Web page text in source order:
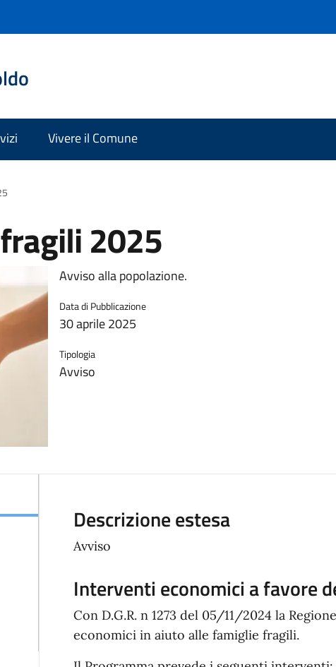
Vivere il Comune
2025
Avviso alla popolazione.
Data di Pubblicazione
30 aprile 2025
Tipologia
Avviso
Descrizione estesa
Avviso
Interventi economici a favore
Con D.G.R. n 1273 del 05/11/2024 la
economici in aiuto alle famiglie fragili.